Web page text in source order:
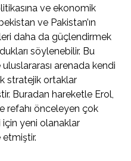
ve ekonomik
ve Pakistan’ın
daha da güçlendirmek
söylenebilir. Bu
arenada kendi
stratejik ortaklar
Buradan hareketle Erol,
refahı önceleyen çok
yeni olanaklar
etmiştir.